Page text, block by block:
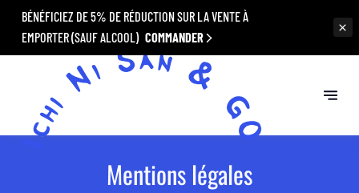
BÉNÉFICIEZ DE 5% DE RÉDUCTION SUR LA VENTE À
EMPORTER (SAUF ALCOOL) COMMANDER
Mentions légales